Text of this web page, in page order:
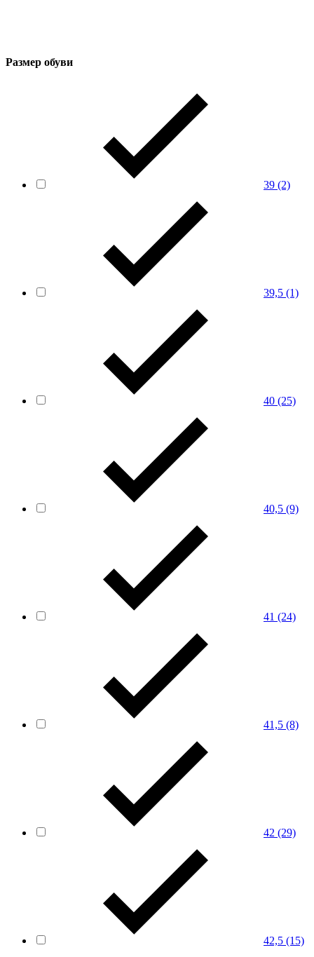
Размер обуви
39 (2)
39,5 (1)
40 (25)
40,5 (9)
41 (24)
41,5 (8)
42 (29)
42,5 (15)